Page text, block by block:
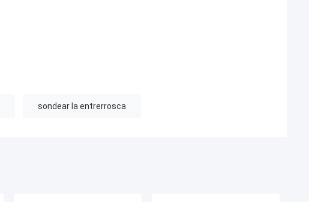
sondear la entrerrosca